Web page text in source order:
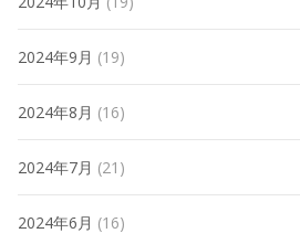
2024年9月 (19)
2024年8月 (16)
2024年7月 (21)
2024年6月 (16)